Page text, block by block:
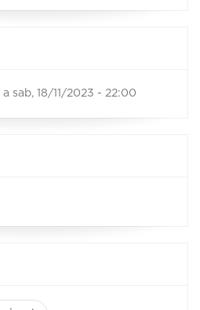
a sab, 18/11/2023 - 22:00